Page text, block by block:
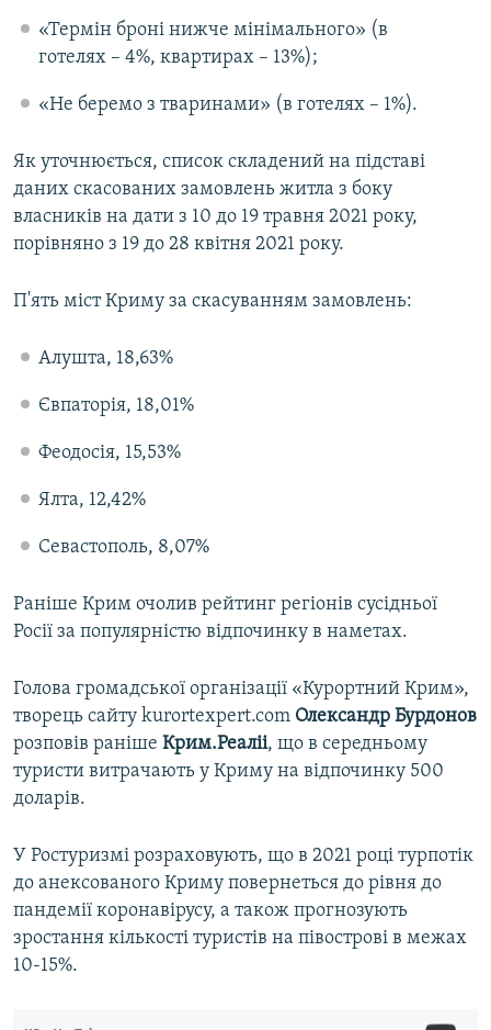
«Термін броні нижче мінімального» (в
готелях – 4%, квартирах – 13%);
«Не беремо з тваринами» (в готелях – 1%).
Як уточнюється, список складений на підставі
даних скасованих замовлень житла з боку
власників на дати з 10 до 19 травня 2021 року,
порівняно з 19 до 28 квітня 2021 року.
П'ять міст Криму за скасуванням замовлень:
Алушта, 18,63%
Євпаторія, 18,01%
Феодосія, 15,53%
Ялта, 12,42%
Севастополь, 8,07%
Раніше Крим очолив рейтинг регіонів сусідньої
Росії за популярністю відпочинку в наметах.
Голова громадської організації «Курортний Крим»,
творець сайту kurortexpert.com Олександр Бурдонов
розповів раніше Крим.Реаліі, що в середньому
туристи витрачають у Криму на відпочинку 500
доларів.
У Ростуризмі розраховують, що в 2021 році турпотік
до анексованого Криму повернеться до рівня до
пандемії коронавірусу, а також прогнозують
зростання кількості туристів на півострові в межах
10-15%.